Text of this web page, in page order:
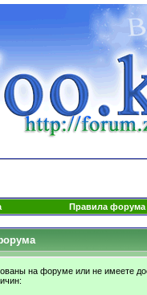
Правила форума
на форуме или не имеете